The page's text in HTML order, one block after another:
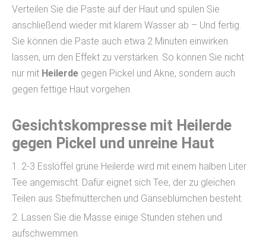
Verteilen Sie die Paste auf der Haut und spülen Sie
anschließend wieder mit klarem Wasser ab – Und fertig.
Sie können die Paste auch etwa 2 Minuten einwirken
lassen, um den Effekt zu verstärken. So können Sie nicht
nur mit Heilerde gegen Pickel und Akne, sondern auch
gegen fettige Haut vorgehen.
Gesichtskompresse mit Heilerde
gegen Pickel und unreine Haut
1. 2-3 Esslöffel grüne Heilerde wird mit einem halben Liter
Tee angemischt. Dafür eignet sich Tee, der zu gleichen
Teilen aus Stiefmütterchen und Gänseblümchen besteht.
2. Lassen Sie die Masse einige Stunden stehen und
aufschwemmen.